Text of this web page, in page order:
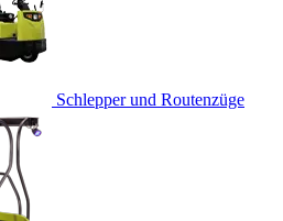
Schlepper und Routenzüge